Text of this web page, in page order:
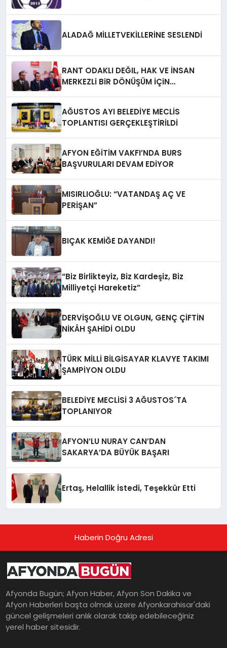
ALADAĞ MİLLETVEKİLLERİNE SESLENDİ
RANT ODAKLI DEĞIL, HAK VE İNSAN
MERKEZLi BiR DÖNÜŞÜM İÇiN
AĞUSTOS AYI BELEDİYE MECLİS
TOPLANTISI GERÇEKLEŞTİRİLDİ
AFYON EĞİTİM VAKFI’NDA BURS
BAŞVURULARI DEVAM EDİYOR
MISIRLIOĞLU: “VATANDAŞ AÇ VE
PERİŞAN”
BIÇAK KEMİĞE DAYANDI!
“Biz Birlikteyiz, Biz Kardeşiz, Biz
Milliyetçi Hareketiz”
DERVİŞOĞLU VE OLGUN, GENÇ ÇİFTİN
NİKÂH ŞAHİDİ OLDU
TÜRK MİLLİ BİLGİSAYAR KLAVYE TAKIMI
ŞAMPİYON OLDU
BELEDİYE MECLİSİ 3 AĞUSTOS´TA
TOPLANIYOR
AFYON’LU NURAY CAN’DAN
SAKARYA’DA BÜYÜK BAŞARI
Ertaş, Helallik İstedi, Teşekkür Etti
Haberin Doğru Adresi
Afyonda Bugün; Afyon Haber, Afyon Son Dakika ve
Afyon Haberleri başta olmak üzere Afyonkarahisar'daki
güncel gelişmeleri anlık olarak takip edebileceğiniz
yerel haber sitesidir.